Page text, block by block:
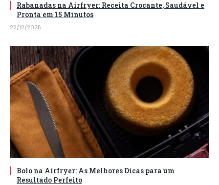
Rabanadas na Airfryer: Receita Crocante, Saudável e
Pronta em 15 Minutos
22/12/2025
Bolo na Airfryer: As Melhores Dicas para um
Resultado Perfeito